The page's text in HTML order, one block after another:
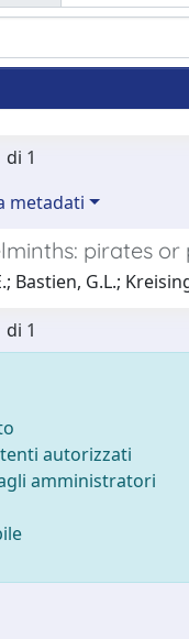
1
metadati
pirates or
Bastien, G.L.;
1
autorizzati
amministratori